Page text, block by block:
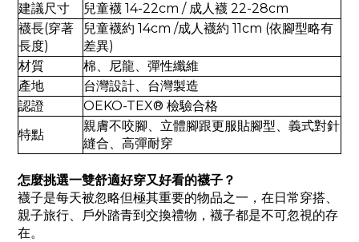
建議尺寸
兒童襪 14-22cm / 成人襪 22-28cm
襪長(穿著
長度)
兒童襪約 14cm /成人襪約 11cm (依腳型略有
差異)
材質
棉、尼龍、彈性纖維
產地
台灣設計、台灣製造
認證
OEKO-TEX® 檢驗合格
特點
親膚不咬腳、立體腳跟更服貼腳型、義式對針
縫合、高彈耐穿
怎麼挑選一雙舒適好穿又好看的襪子？
襪子是每天被忽略但極其重要的物品之一，在日常穿搭、
親子旅行、戶外踏青到交換禮物，襪子都是不可忽視的存
在。